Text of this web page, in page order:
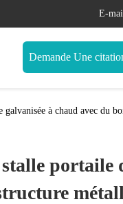
E-
Demande Une
à chaud avec du
portaile